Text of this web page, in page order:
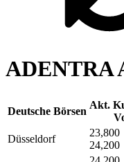
ADENTRA
Deutsche Börsen
Akt.
Düsseldorf
23,800
24,200